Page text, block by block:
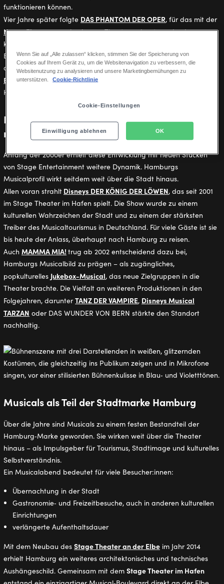
funktionieren können.
Vier Jahre später folgte DAS PHANTOM DER OPER, für das mit der
Neuen Florasogar ein eigenes Theater gebaut wurde, das
konsequent auf langfristigen Musicalbetrieb ausgelegt war.
Beide Stücke liefen bis ins Jahr 2000 und legten gemeinsam mit
dem von 1996 bis 2001 im Theater im Hafen gezeigten Musical
BUDDY HOLLY den Grundstein für das organische Wachstum
Hamburgs als Musicalmetropole.
Publikumsmagneten, die den Standort
nachhaltig stärkten
Anfang der 2000er erhielt diese Entwicklung mit neuen Stücken
von Stage Entertainment weitere Dynamik. Hamburgs
Musicalprofil wirkt seitdem weit über die Stadt hinaus.
Allen voran strahlt Disneys DER KÖNIG DER LÖWEN, das seit 2001
im Stage Theater im Hafen spielt. Die Show wurde zu einem
kulturellen Wahrzeichen der Stadt und zu einem der stärksten
Treiber des Musicaltourismus in Deutschland. Für viele Gäste ist sie
bis heute der Anlass, überhaupt nach Hamburg zu reisen.
Auch MAMMA MIA! trug ab 2002 entscheidend dazu bei,
Hamburgs Musicalbild zu prägen – als zugängliches,
popkulturelles Jukebox-Musical, das neue Zielgruppen in die
Theater brachte. Die Vielfalt an weiteren Produktionen in den
Folgejahren, darunterTANZ DER VAMPIRE, Disneys Musical
TARZAN oder DAS WUNDER VON BERN stärkte den Standort
nachhaltig.
Musicals als Teil der Stadtmarke Hamburg
Über die Jahre sind Musicals zu einem festen Bestandteil der
Hamburg‑Marke geworden. Sie wirken weit über die Theater
hinaus – als Impulsgeber für Tourismus, Stadtimage und kulturelles
Selbstverständnis.
Ein Musicalabend bedeutet für viele Besucher:innen:
Übernachtung in der Stadt
Gastronomie‑ und Freizeitbesuche, auch in anderen kulturellen
Einrichtungen
verlängerte Aufenthaltsdauer
Mit dem Neubau des Stage Theater an der Elbe im Jahr 2014
erhielt Hamburg ein weiteres architektonisches und technisches
Aushängeschild. Gemeinsam mit dem Stage Theater im Hafen
Wenn Sie auf „Alle zulassen“ klicken, stimmen Sie der Speicherung von
Cookies auf Ihrem Gerät zu, um die Websitenavigation zu verbessern, die
Websitenutzung zu analysieren und unsere Marketingbemühungen zu
unterstützen.
Cookie-Richtlinie
Cookie-Einstellungen
Einwilligung ablehnen OK